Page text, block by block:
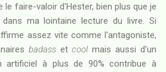
le faire-valoir d'Hester, bien plus que je
ma lointaine lecture du livre. Si
assez vite comme l'antagoniste,
badassetcoolmais aussi d'un
artificiel à plus de 90% contribue à